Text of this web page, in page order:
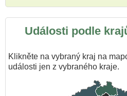
Události podle
Klikněte na vybraný kraj na
události jen z vybraného kraje.